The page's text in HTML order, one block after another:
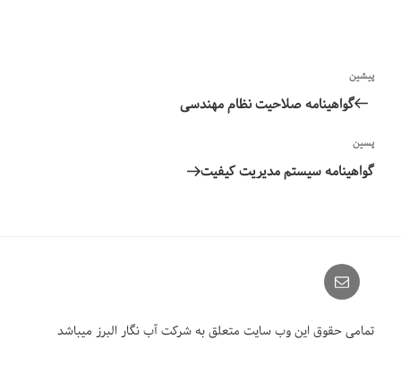
راهبری
نوشته‌ها
نوشته
قبلی
پیشین
گواهینامه صلاحیت نظام مهندسی
نوشته‌ٔ
بعدی
پسین
گواهینامه سیستم مدیریت کیفیت
Email
تمامی حقوق این وب سایت متعلق به شرکت آب نگار البرز میباشد